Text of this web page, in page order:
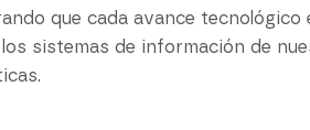
que cada avance
sistemas de información de